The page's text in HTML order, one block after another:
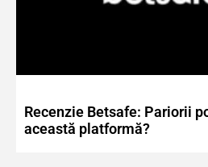
Recenzie Betsafe: Pariorii
această platformă?